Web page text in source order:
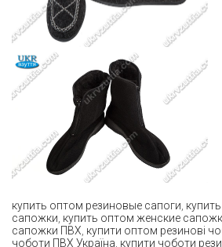
купить оптом резиновые сапоги
сапожки купить оптом женские
сапожки ПВХ купити оптом резинові
чоботи ПВХ Україна купити чоботи